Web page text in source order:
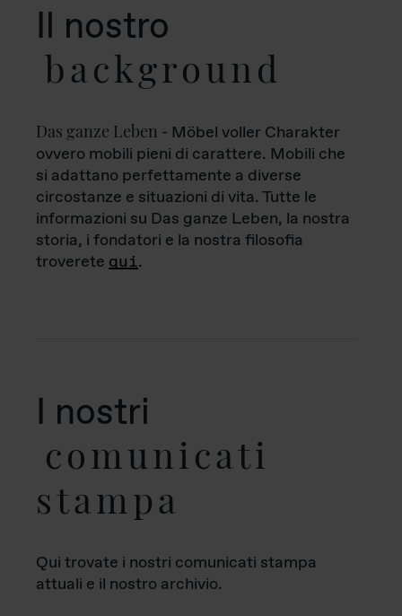
Il nostro
background
Das ganze Leben - Möbel voller Charakter
ovvero mobili pieni di carattere. Mobili che
si adattano perfettamente a diverse
circostanze e situazioni di vita. Tutte le
informazioni su Das ganze Leben, la nostra
storia, i fondatori e la nostra filosofia
troverete qui.
I nostri
comunicati
stampa
Qui trovate i nostri comunicati stampa
attuali e il nostro archivio.